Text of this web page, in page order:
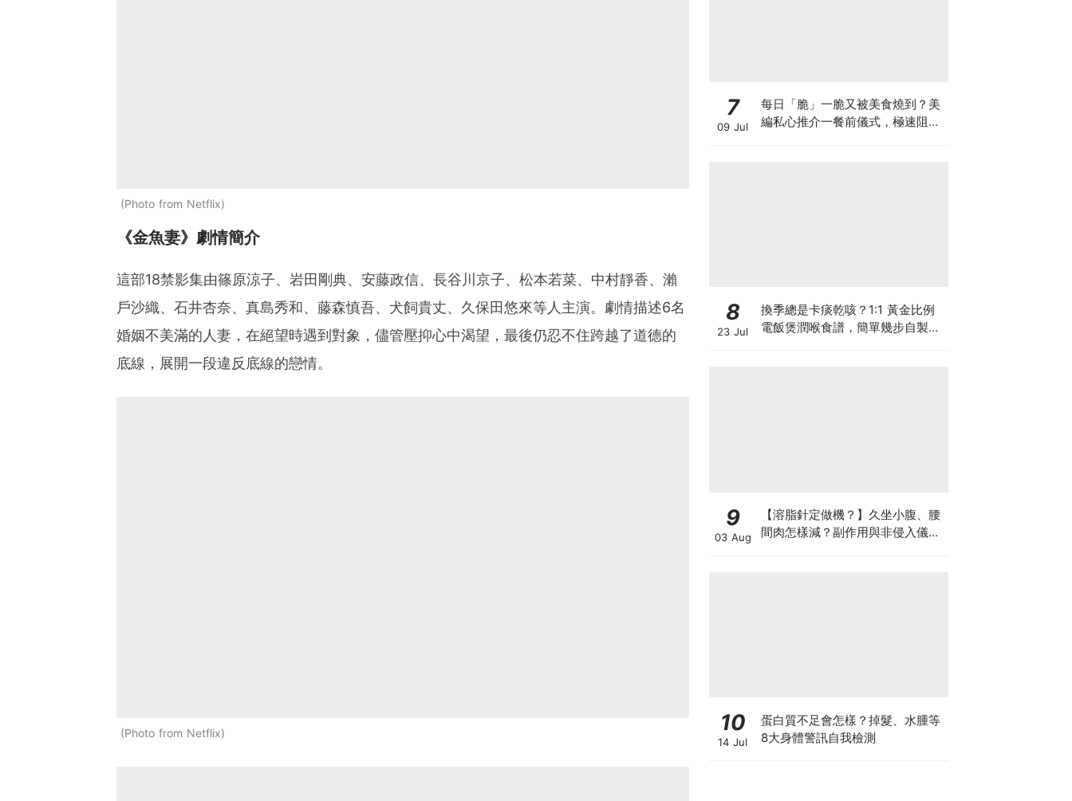
Photo from Netflix
《金魚妻》劇情簡介
這部18禁影集由篠原涼子、岩田剛典、安藤政信、長谷川京子、松本若菜、中村靜香、瀨
戶沙織、石井杏奈、真島秀和、藤森慎吾、犬飼貴丈、久保田悠來等人主演。劇情描述6名
婚姻不美滿的人妻，在絕望時遇到對象，儘管壓抑心中渴望，最後仍忍不住跨越了道德的
底線，展開一段違反底線的戀情。
Photo from Netflix
7
09 Jul
每日「脆」一脆又被美食燒到？美
編私心推介一餐前儀式，極速阻碳
8
23 Jul
換季總是卡痰乾咳？1:1 黃金比例
電飯煲潤喉食譜，簡單幾步自製天
9
03 Aug
【溶脂針定做機？】久坐小腹、腰
間肉怎樣減？副作用與非侵入儀器
10
14 Jul
蛋白質不足會怎樣？掉髮、水腫等
8大身體警訊自我檢測